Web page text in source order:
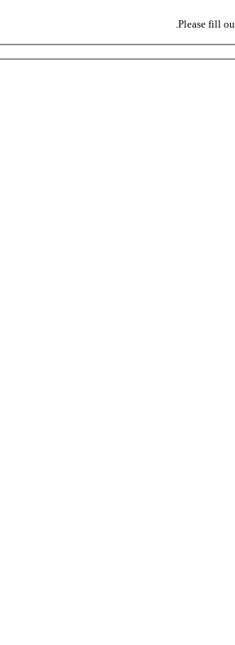
Please fill